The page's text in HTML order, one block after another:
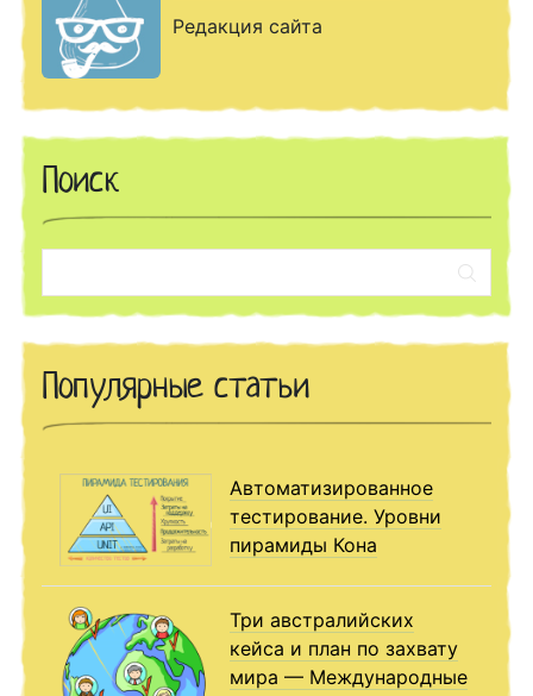
Редакция сайта
Поиск
Популярные статьи
Автоматизированное
тестирование. Уровни
пирамиды Кона
Три австралийских
кейса и план по захвату
мира — Международные